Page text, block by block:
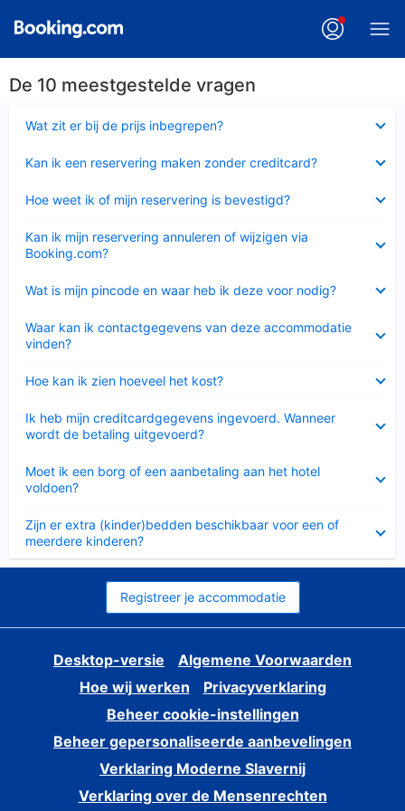
De 10 meestgestelde vragen
Wat zit er bij de prijs inbegrepen?
Kan ik een reservering maken zonder creditcard?
Hoe weet ik of mijn reservering is bevestigd?
Kan ik mijn reservering annuleren of wijzigen via
Booking.com?
Wat is mijn pincode en waar heb ik deze voor nodig?
Waar kan ik contactgegevens van deze accommodatie
vinden?
Hoe kan ik zien hoeveel het kost?
Ik heb mijn creditcardgegevens ingevoerd. Wanneer
wordt de betaling uitgevoerd?
Moet ik een borg of een aanbetaling aan het hotel
voldoen?
Zijn er extra (kinder)bedden beschikbaar voor een of
meerdere kinderen?
Registreer je accommodatie
Desktop-versie
Algemene Voorwaarden
Hoe wij werken
Privacyverklaring
Beheer cookie-instellingen
Beheer gepersonaliseerde aanbevelingen
Verklaring Moderne Slavernij
Verklaring over de Mensenrechten